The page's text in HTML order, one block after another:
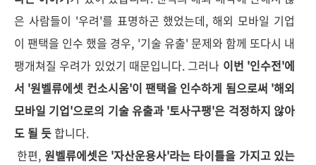
은 사람들이 '우려'를 표명하곤 했었는데, 해외 모바일 기업
이 팬택을 인수 했을 경우, '기술 유출' 문제와 함께 또다시 내
팽개쳐질 우려가 있었기 때문입니다. 그러나 이번 '인수전'에
서 '원벨류에셋 컨소시움'이 팬택을 인수하게 됨으로써 '해외
모바일 기업'으로의 기술 유출과 '토사구팽'은 걱정하지 않아
도 될 듯 합니다.
한편, 원벨류에셋은 '자산운용사'라는 타이틀을 가지고 있는